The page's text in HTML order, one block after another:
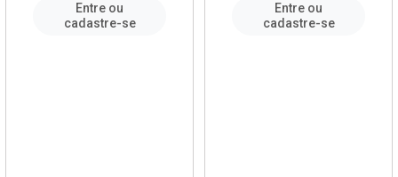
Entre ou
cadastre-se
Entre ou
cadastre-se